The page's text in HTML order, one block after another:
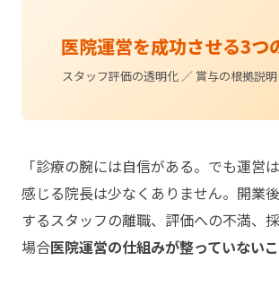
医院運営を成功させる3つ
スタッフ評価の透明化 ／ 賞与の根拠説
「診療の腕には自信がある。でも運
感じる院長は少なくありません。開業
するスタッフの離職、評価への不満、
場合医院運営の仕組みが整っていない